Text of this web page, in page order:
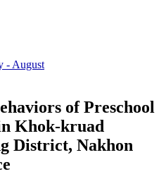
- August
of Preschool
Khok-kruad
District, Nakhon